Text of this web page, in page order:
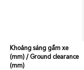
Khoảng sáng gầm xe
(mm) / Ground clearance
(mm)